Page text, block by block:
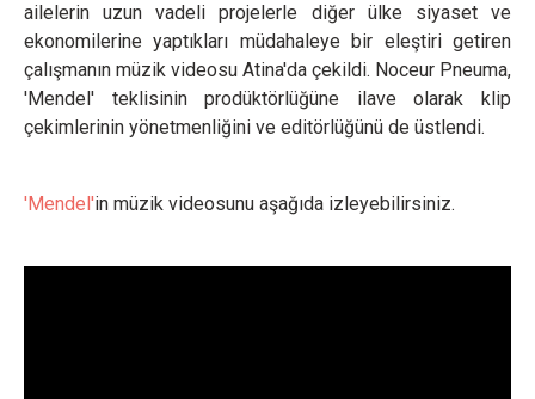
ailelerin uzun vadeli projelerle diğer ülke siyaset ve
ekonomilerine yaptıkları müdahaleye bir eleştiri getiren
çalışmanın müzik videosu Atina'da çekildi. Noceur Pneuma,
'Mendel' teklisinin prodüktörlüğüne ilave olarak klip
çekimlerinin yönetmenliğini ve editörlüğünü de üstlendi.
'Mendel'in müzik videosunu aşağıda izleyebilirsiniz.